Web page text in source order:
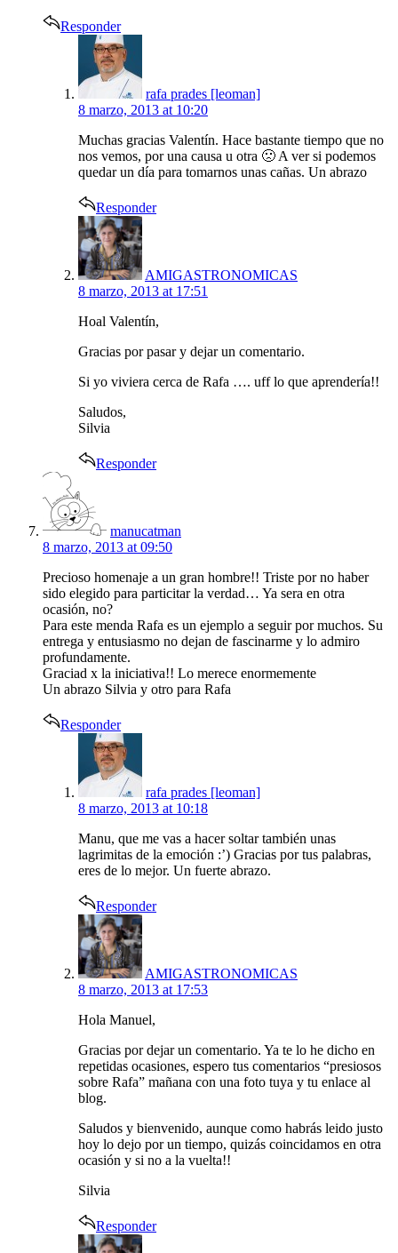
Responder
rafa prades [leoman]
8 marzo, 2013 at 10:20
Muchas gracias Valentín. Hace bastante tiempo que no
nos vemos, por una causa u otra 🙁 A ver si podemos
quedar un día para tomarnos unas cañas. Un abrazo
Responder
says:
AMIGASTRONOMICAS
8 marzo, 2013 at 17:51
Hoal Valentín,
Gracias por pasar y dejar un comentario.
Si yo viviera cerca de Rafa …. uff lo que aprendería!!
Saludos,
Silvia
Responder
manucatman
8 marzo, 2013 at 09:50
Precioso homenaje a un gran hombre!! Triste por no haber
sido elegido para particitar la verdad… Ya sera en otra
ocasión, no?
Para este menda Rafa es un ejemplo a seguir por muchos. Su
entrega y entusiasmo no dejan de fascinarme y lo admiro
profundamente.
Graciad x la iniciativa!! Lo merece enormemente
Un abrazo Silvia y otro para Rafa
Responder
rafa prades [leoman]
8 marzo, 2013 at 10:18
Manu, que me vas a hacer soltar también unas
lagrimitas de la emoción :’) Gracias por tus palabras,
eres de lo mejor. Un fuerte abrazo.
Responder
says:
AMIGASTRONOMICAS
8 marzo, 2013 at 17:53
Hola Manuel,
Gracias por dejar un comentario. Ya te lo he dicho en
repetidas ocasiones, espero tus comentarios “presiosos
sobre Rafa” mañana con una foto tuya y tu enlace al
blog.
Saludos y bienvenido, aunque como habrás leido justo
hoy lo dejo por un tiempo, quizás coincidamos en otra
ocasión y si no a la vuelta!!
Silvia
Responder
says: